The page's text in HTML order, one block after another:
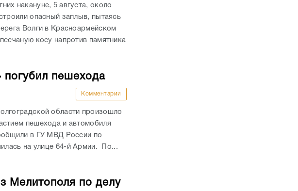
накануне, 5 августа, около
опасный заплыв, пытаясь
Волги в Красноармейском
косу напротив памятника
погубил пешехода
Комментарии
области произошло
пешехода и автомобиля
в ГУ МВД России по
на улице 64-й Армии. По...
Мелитополя по делу